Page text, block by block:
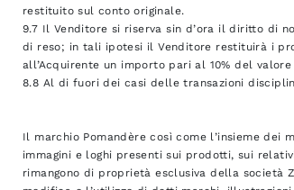
restituito sul conto originale.
9.7 Il Venditore si riserva sin d’ora il diritto di
di reso; in tali ipotesi il Venditore restituirà i
all’Acquirente un importo pari al 10% del
8.8 Al di fuori dei casi delle transazioni
Il marchio Pomandère così come l’insieme
immagini e loghi presenti sui prodotti, sui
rimangono di proprietà esclusiva della società